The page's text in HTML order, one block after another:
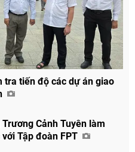
tra tiến độ các dự án giao
Trương Cảnh Tuyên làm
với Tập đoàn FPT